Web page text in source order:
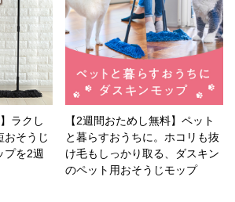
ラクし
おそうじ
プを2週
【2週間おためし無料】ペット
と暮らすおうちに。ホコリも抜
け毛もしっかり取る、ダスキン
のペット用おそうじモップ